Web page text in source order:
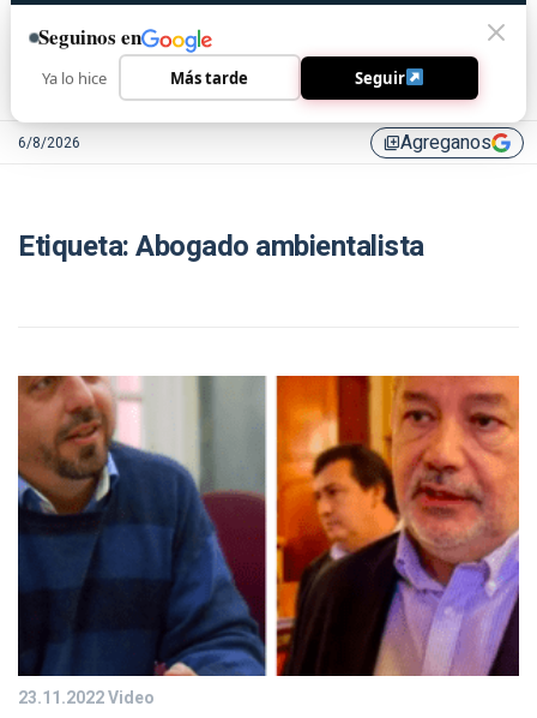
6/8/2026 library_addAgreganos
Etiqueta:Abogado ambientalista
23.11.2022Video
Seguinos en
Ya lo hice Más tarde Seguir